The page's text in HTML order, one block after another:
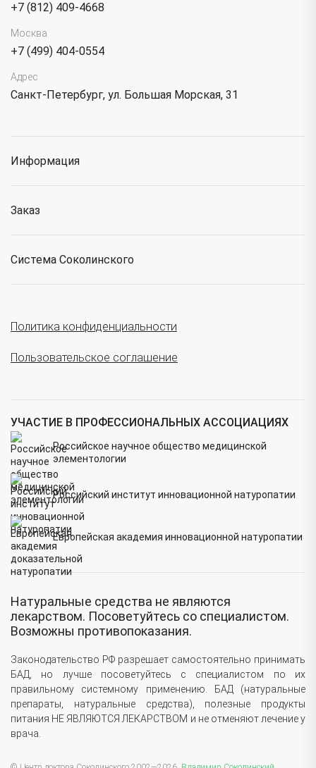
+7 (812) 409-4668
Москва
+7 (499) 404-0554
Адрес
Санкт-Петербург, ул. Большая Морская, 31
Информация
Заказ
Система Соколинского
Политика конфиденциальности
Пользовательское соглашение
УЧАСТИЕ В ПРОФЕССИОНАЛЬНЫХ АССОЦИАЦИЯХ
Российское научное общество медицинской
элементологии
Российский институт инновационной натуропатии
Европейская академия инновационной натуропатии
Натуральные средства не являются
лекарством. Посоветуйтесь со специалистом.
Возможны противопоказания.
Законодательство РФ разрешает самостоятельно принимать
БАД, но лучше посоветуйтесь с специалистом по их
правильному системному применению. БАД (натуральные
препараты, натуральные средства), полезные продукты
питания НЕ ЯВЛЯЮТСЯ ЛЕКАРСТВОМ и не отменяют лечение у
врача.